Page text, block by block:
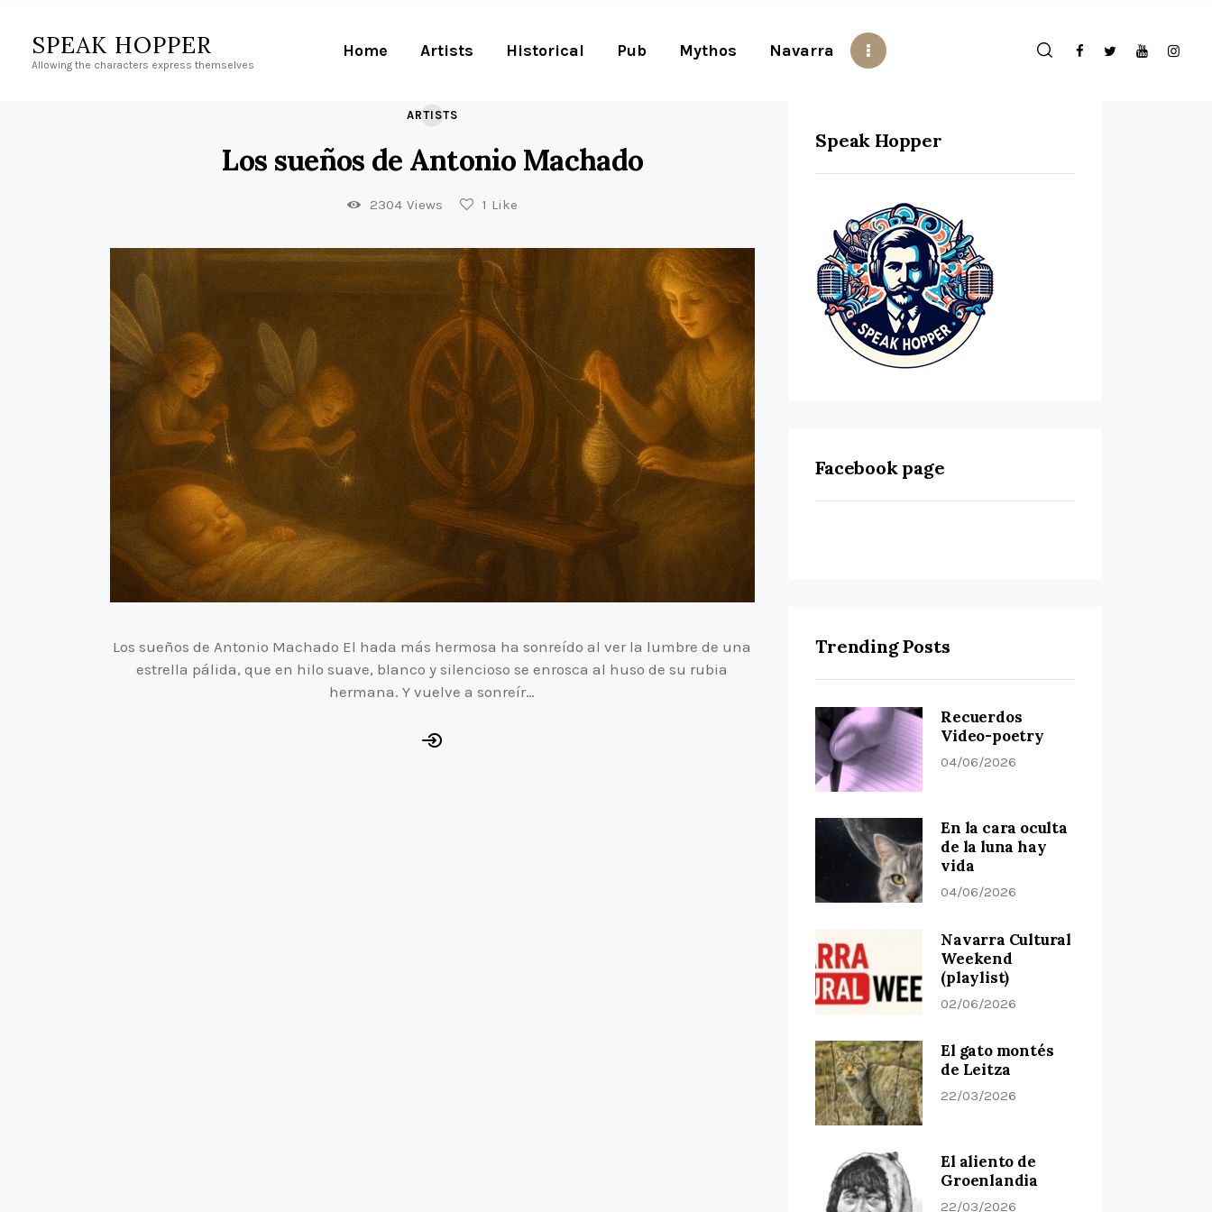
SPEAK HOPPER
Allowing the characters express themselves
Home Artists Historical Pub Mythos Navarra
ARTISTS
Los sueños de Antonio Machado
2304 Views 1 Like
Los sueños de Antonio Machado El hada más hermosa ha sonreído al ver la lumbre de una
estrella pálida, que en hilo suave, blanco y silencioso se enrosca al huso de su rubia
hermana. Y vuelve a sonreír…
Speak Hopper
Facebook page
Trending Posts
Recuerdos
Video-poetry
04/06/2026
En la cara oculta
de la luna hay
vida
04/06/2026
Navarra Cultural
Weekend
(playlist)
02/06/2026
El gato montés
de Leitza
22/03/2026
El aliento de
Groenlandia
22/03/2026